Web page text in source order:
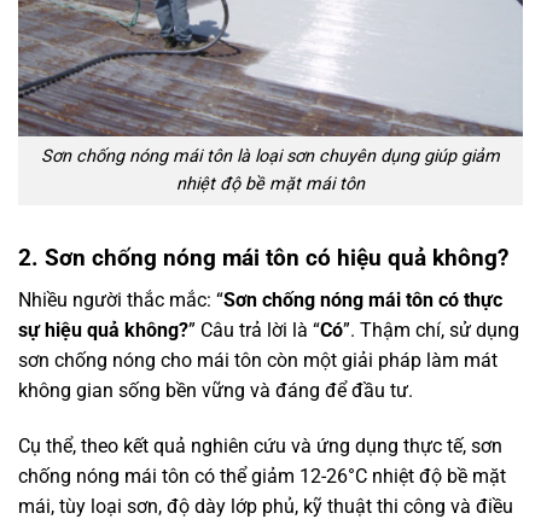
Sơn chống nóng mái tôn là loại sơn chuyên dụng giúp giảm
nhiệt độ bề mặt mái tôn
2. Sơn chống nóng mái tôn có hiệu quả không?
Nhiều người thắc mắc: “Sơn chống nóng mái tôn có thực
sự hiệu quả không?” Câu trả lời là “Có”. Thậm chí, sử dụng
sơn chống nóng cho mái tôn còn một giải pháp làm mát
không gian sống bền vững và đáng để đầu tư.
Cụ thể, theo kết quả nghiên cứu và ứng dụng thực tế, sơn
chống nóng mái tôn có thể giảm 12-26°C nhiệt độ bề mặt
mái, tùy loại sơn, độ dày lớp phủ, kỹ thuật thi công và điều